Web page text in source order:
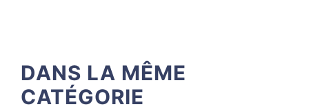
DANS LA MÊME
CATÉGORIE